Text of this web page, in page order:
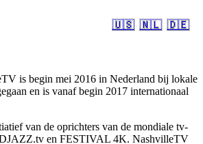
🇺🇸 🇳🇱 🇩🇪
is begin mei 2016 in Nederland bij lokale
en is vanaf begin 2017 internationaal
van de oprichters van de mondiale tv-
en FESTIVAL 4K. NashvilleTV